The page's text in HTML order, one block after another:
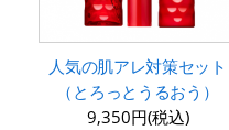
人気の肌アレ対策セット
（とろっとうるおう）
9,350円(税込)